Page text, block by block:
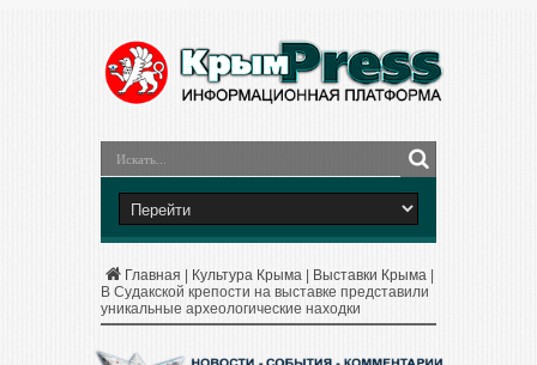
Главная Культура Крыма Выставки Крыма
В Судакской крепости на выставке представили
уникальные археологические находки